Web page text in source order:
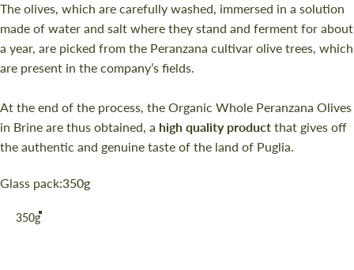
The olives, which are carefully washed, immersed in a solution
made of water and salt where they stand and ferment for about
a year, are picked from the Peranzana cultivar olive trees, which
are present in the company’s fields.
At the end of the process, the Organic Whole Peranzana Olives
in Brine are thus obtained, a high quality product that gives off
the authentic and genuine taste of the land of Puglia.
Glass pack
Glass pack:350g
350g